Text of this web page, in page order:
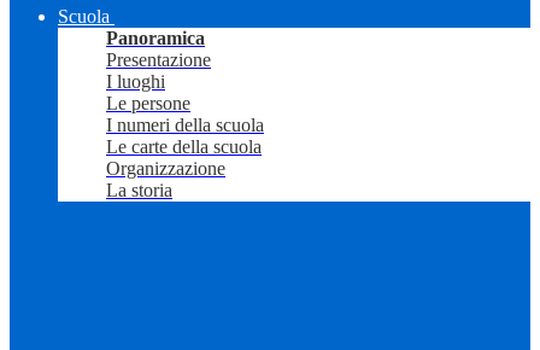
Scuola
Panoramica
Presentazione
I luoghi
Le persone
I numeri della scuola
Le carte della scuola
Organizzazione
La storia